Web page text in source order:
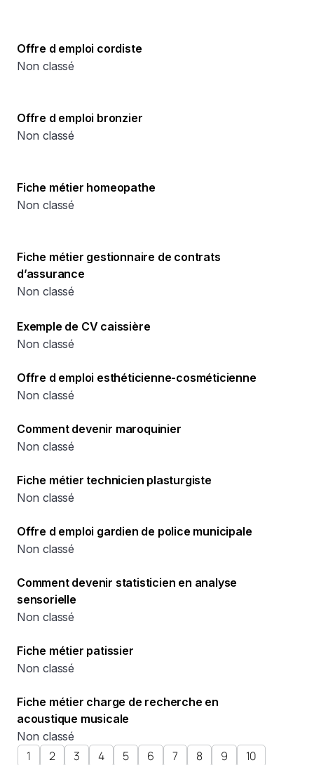
Offre d emploi cordiste
Non classé
Offre d emploi bronzier
Non classé
Fiche métier homeopathe
Non classé
Fiche métier gestionnaire de contrats
d’assurance
Non classé
Exemple de CV caissière
Non classé
Offre d emploi esthéticienne-cosméticienne
Non classé
Comment devenir maroquinier
Non classé
Fiche métier technicien plasturgiste
Non classé
Offre d emploi gardien de police municipale
Non classé
Comment devenir statisticien en analyse
sensorielle
Non classé
Fiche métier patissier
Non classé
Fiche métier charge de recherche en
acoustique musicale
Non classé
1 2 3 4 5 6 7 8 9 10